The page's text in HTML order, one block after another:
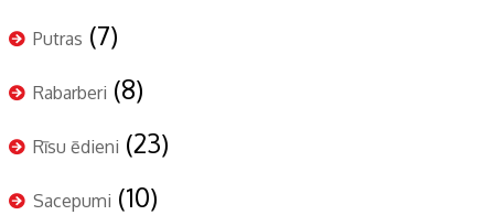
Putras (7)
Rabarberi (8)
Rīsu ēdieni (23)
Sacepumi (10)